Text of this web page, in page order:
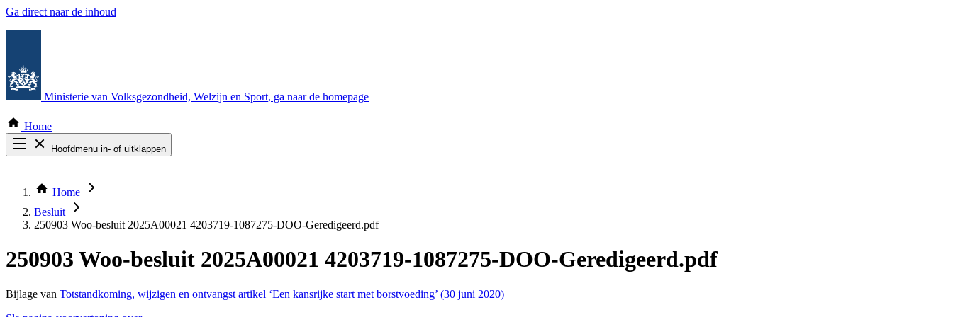
Ga direct naar de inhoud
Ministerie van Volksgezondheid, Welzijn en Sport, ga naar de homepage
Home
Hoofdmenu in- of uitklappen
Thema COVID-19
Bekijk per bestuursorgaan
Home
Besluit
250903 Woo-besluit 2025A00021 4203719-1087275-DOO-Geredigeerd.pdf
250903 Woo-besluit 2025A00021 4203719-1087275-DOO-Geredigeerd.pdf
Bijlage van Totstandkoming, wijzigen en ontvangst artikel ‘Een kansrijke start met borstvoeding’ (30 juni 2020)